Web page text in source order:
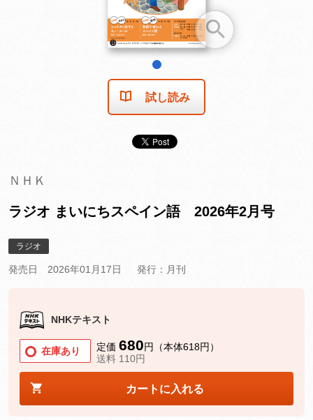
試し読み
ＮＨＫ
ラジオ まいにちスペイン語 2026年2月号
ラジオ
発売日 2026年01月17日 発行：月刊
NHKテキスト
在庫あり 定価 680円（本体618円）
送料 110円
カートに入れる